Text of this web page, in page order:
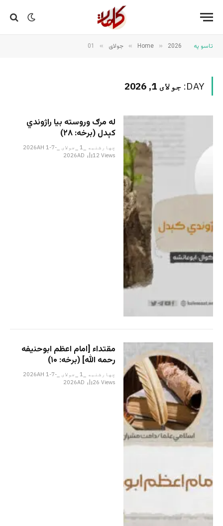
تاسو په Home » 2026
» جولای »
01
DAY: جولای 1, 2026
له مرګ وروسته بیا راژوندي
کېدل (برخه: ٢٨)
چهارشنبه _1 _جولای _2026AH 1-7-
2026AD
12Views
مقتداء [امام اعظم ابوحنیفه
رحمه الله‎] (برخه: ۱۰)
چهارشنبه _1 _جولای _2026AH 1-7-
2026AD
26Views